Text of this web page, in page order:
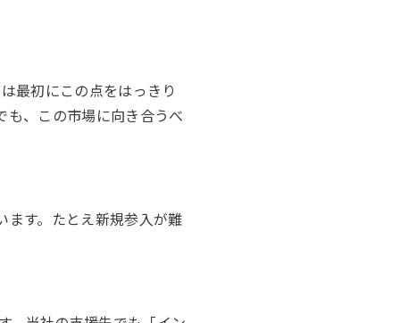
最初にこの点をはっきり
も、この市場に向き合うべ
ます。たとえ新規参入が難